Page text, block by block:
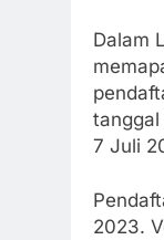
Dalam
7 Juli
2023.